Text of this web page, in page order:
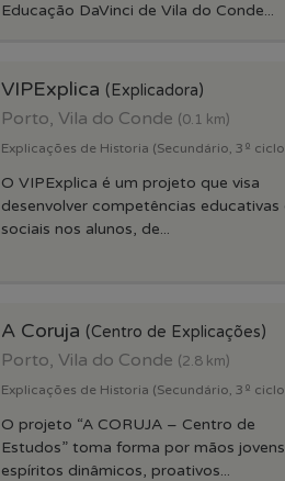
Educação DaVinci de Vila do Conde...
VIPExplica (Explicadora)
Porto, Vila do Conde (0.1 km)
Explicações de Historia (Secundário, 3º
O VIPExplica é um projeto que visa
desenvolver competências educativas
sociais nos alunos, de...
A Coruja (Centro de Explicações)
Porto, Vila do Conde (2.8 km)
Explicações de Historia (Secundário, 3º
O projeto “A CORUJA – Centro de
Estudos” toma forma por mãos
espíritos dinâmicos, proativos...